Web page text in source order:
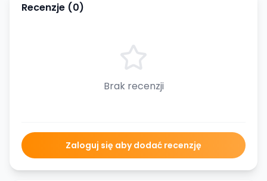
Recenzje (0)
Brak recenzji
Zaloguj się aby dodać recenzję